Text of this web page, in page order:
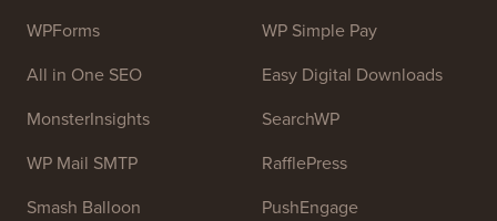
WPForms
All in One SEO
MonsterInsights
WP Mail SMTP
Smash Balloon
WP Simple Pay
Easy Digital Downloads
SearchWP
RafflePress
PushEngage